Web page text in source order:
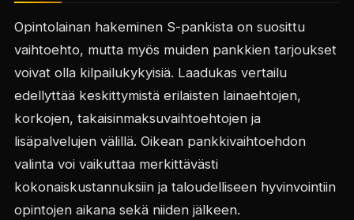
Opintolainan hakeminen S-pankista on suosittu
vaihtoehto, mutta myös muiden pankkien tarjoukset
voivat olla kilpailukykyisiä. Laadukas vertailu
edellyttää keskittymistä erilaisten lainaehtojen,
korkojen, takaisinmaksuvaihtoehtojen ja
lisäpalvelujen välillä. Oikean pankkivaihtoehdon
valinta voi vaikuttaa merkittävästi
kokonaiskustannuksiin ja taloudelliseen hyvinvointiin
opintojen aikana sekä niiden jälkeen.